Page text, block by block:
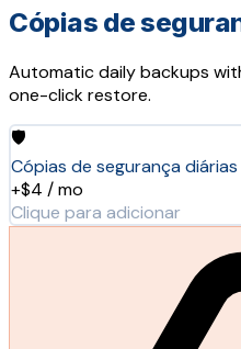
Cópias de
Automatic daily backups
one-click restore.
🛡️
Cópias de segurança diárias
+$4 / mo
Clique para adicionar